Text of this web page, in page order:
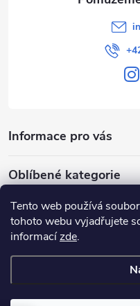
Tento web používá
tohoto webu vyjadřujete
informacízde.
Informace pro vás
Oblíbené kategorie
Přijímáme online
Copyright 2026